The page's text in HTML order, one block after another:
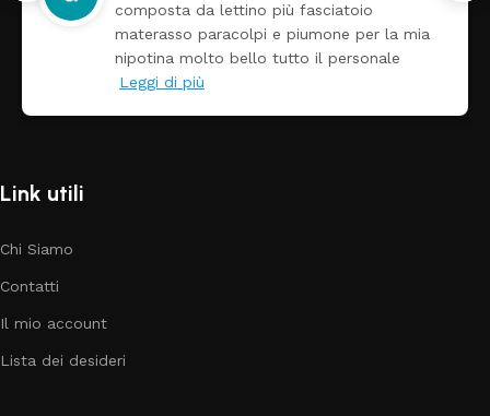
arrivato ben imballato dopo pochi giorni.
Prezzo ottimi rispetto la concorrenza
Link utili
Chi Siamo
Contatti
Il mio account
Lista dei desideri